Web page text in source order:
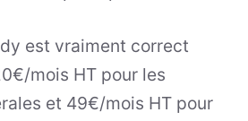
est vraiment correct
mois HT pour les
et 49€/mois HT pour